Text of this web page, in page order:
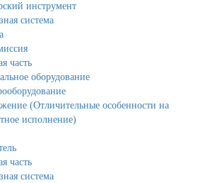
инструмент
система
часть
оборудование
(Отличительные особенности на
исполнение)
часть
система